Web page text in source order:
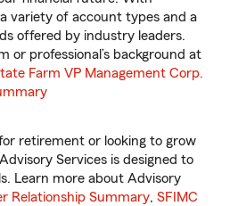
variety of account types and a
offered by industry leaders.
or professional’s background at
Farm VP Management Corp.
retirement or looking to grow
Services is designed to
Learn more about Advisory
Relationship Summary, SFIMC